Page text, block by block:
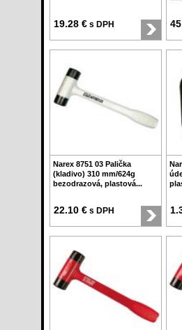
19.28 € s DPH
Narex 8751 03 Palička
(kladivo) 310 mm/624g
bezodrazová, plastová...
22.10 € s DPH